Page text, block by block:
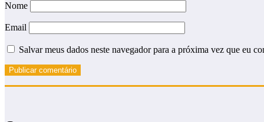
Nome
Email
Salvar meus dados neste navegador para a próxima vez que eu